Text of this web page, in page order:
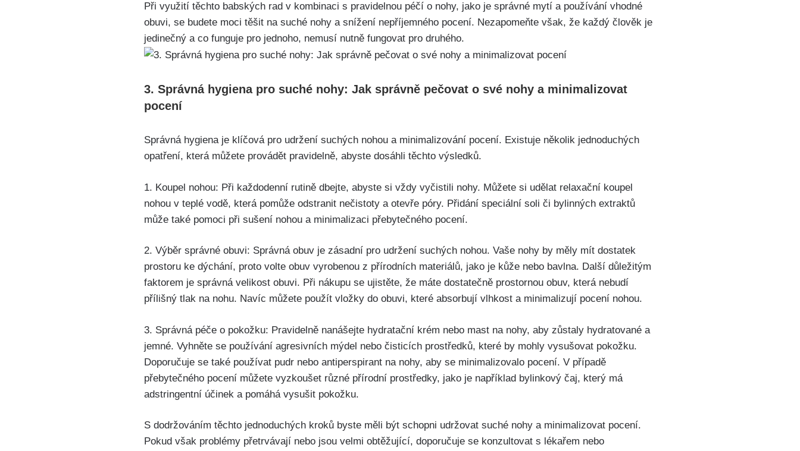
Při využití těchto babských rad v kombinaci s ‌pravidelnou péčí ​o nohy, jako je správné mytí a používání vhodné
obuvi, se budete moci těšit na‍ suché nohy a snížení nepříjemného pocení. Nezapomeňte však, ‍že každý člověk je
jedinečný a co ​funguje pro jednoho, nemusí nutně ‌fungovat pro druhého.
3. Správná⁢ hygiena pro​ suché⁣ nohy: Jak správně pečovat o své nohy a⁤ minimalizovat
⁤pocení
Správná hygiena je klíčová pro udržení suchých nohou a minimalizování⁢ pocení. Existuje několik jednoduchých
opatření, která můžete provádět pravidelně, abyste⁤ dosáhli těchto výsledků.
1. Koupel nohou: ⁤Při každodenní rutině ⁢dbejte, abyste si⁢ vždy ‍vyčistili nohy. Můžete si udělat relaxační koupel
nohou v teplé vodě, která pomůže odstranit⁢ nečistoty a otevře⁤ póry. Přidání speciální soli či bylinných extraktů
může také pomoci při sušení nohou a ⁣minimalizaci⁣ přebytečného pocení.
2. Výběr správné obuvi: Správná obuv je zásadní‌ pro udržení suchých nohou. Vaše nohy by měly mít dostatek
prostoru⁤ ke dýchání, proto‍ volte⁣ obuv ​vyrobenou z přírodních materiálů, jako⁢ je kůže nebo bavlna. Další důležitým
faktorem je správná velikost obuvi. Při nákupu ‌se ujistěte, že máte dostatečně prostornou obuv, která nebudí
přílišný tlak na nohu. Navíc můžete⁣ použít vložky do obuvi, které absorbují vlhkost ​a ⁤minimalizují pocení​ nohou.
3. Správná péče o pokožku: Pravidelně nanášejte hydratační ⁣krém nebo⁢ mast na nohy, aby zůstaly hydratované a
jemné. Vyhněte se používání agresivních ‍mýdel nebo čisticích prostředků, které by⁢ mohly vysušovat pokožku.
Doporučuje se také používat pudr nebo antiperspirant na nohy, aby se minimalizovalo⁤ pocení. V případě
přebytečného‌ pocení můžete vyzkoušet různé přírodní prostředky, ⁢jako je ⁢například ⁣bylinkový čaj, který má
adstringentní účinek a pomáhá⁤ vysušit pokožku.
S ⁣dodržováním těchto jednoduchých kroků byste měli⁢ být⁢ schopni udržovat ⁢suché nohy a⁤ minimalizovat ⁢pocení.
Pokud však problémy přetrvávají nebo jsou velmi obtěžující,⁢ doporučuje se konzultovat s lékařem nebo